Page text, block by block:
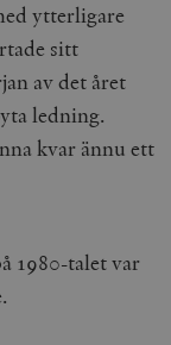
ytterligare
sitt
av det året
ledning.
kvar ännu ett
1980-talet var